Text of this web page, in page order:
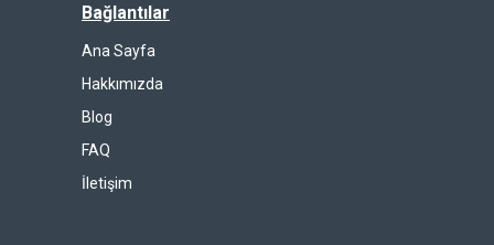
Bağlantılar
Ana Sayfa
Hakkımızda
Blog
FAQ
İletişim